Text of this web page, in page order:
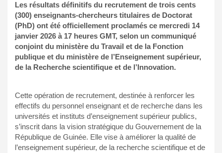
Les résultats définitifs du recrutement de trois cents
(300) enseignants-chercheurs titulaires de Doctorat
(PhD) ont été officiellement proclamés ce mercredi 14
janvier 2026 à 17 heures GMT, selon un communiqué
conjoint du ministère du Travail et de la Fonction
publique et du ministère de l’Enseignement supérieur,
de la Recherche scientifique et de l’Innovation.
Cette opération de recrutement, destinée à renforcer les
effectifs du personnel enseignant et de recherche dans les
universités et instituts d’enseignement supérieur publics,
s’inscrit dans la vision stratégique du Gouvernement de la
République de Guinée. Elle vise à améliorer la qualité de
l’enseignement supérieur, de la recherche scientifique et de